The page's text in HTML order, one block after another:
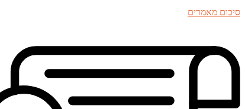
סיכום מאמרים